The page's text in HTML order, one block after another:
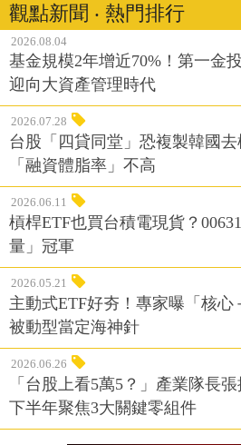
觀點新聞 ‧ 熱門排行
2026.08.04
基金規模2年增近70%！第一金
迎向大資產管理時代
2026.07.28
台股「四貸同堂」恐複製韓國
「融資體脂率」不高
2026.06.11
槓桿ETF也買台積電現貨？
量」冠軍
2026.05.21
主動式ETF好夯！專家曝「核心
被動型當定海神針
2026.06.26
「台股上看5萬5？」產業隊長
下半年聚焦3大關鍵零組件